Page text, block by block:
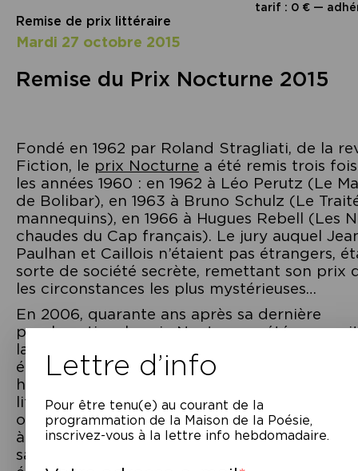
tarif : 0 € —
Remise de prix littéraire
mardi 27 octobre 2015
Remise du Prix Nocturne 2015
Fondé en 1962 par Roland Stragliati, de la
Fiction, le prix Nocturne a été remis trois
les années 1960 : en 1962 à Léo Perutz (Le
de Bolibar), en 1963 à Bruno Schulz (Le
mannequins), en 1966 à Hugues Rebell (Les
chaudes du Cap français). Le jury auquel
Paulhan et Caillois n’étaient pas étrangers,
sorte de société secrète, remettant son prix
les circonstances les plus mystérieuses…
En 2006, quarante ans après sa dernière
proclamation, le prix Nocturne a été
la revue Le nouvel Attila. Ce prix s’intéresse
écrivains « nocturnes » qui appartiennent à
histoire parallèle, clandestine et pirate de la
littérature. Il récompense des livres épuisés,
ou fantastiques. L’attribution du Prix
à
La Nuit aveuglanted’André de Richaud a
sa réédition aux éditions Tusitala. Le lauréat
Lettre d’info
Pour être tenu(e) au courant de la
programmation de la Maison de la Poésie,
inscrivez-vous à la lettre info hebdomadaire.